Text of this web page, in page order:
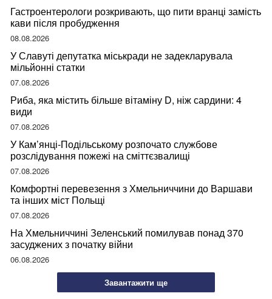
Гастроентерологи розкривають, що пити вранці замість
кави після пробудження
08.08.2026
У Славуті депутатка міськради не задекларувала
мільйонні статки
07.08.2026
Риба, яка містить більше вітаміну D, ніж сардини: 4
види
07.08.2026
У Кам’янці-Подільському розпочато службове
розслідування пожежі на сміттєзвалищі
07.08.2026
Комфортні перевезення з Хмельниччини до Варшави
та інших міст Польщі
07.08.2026
На Хмельниччині Зеленський помилував понад 370
засуджених з початку війни
06.08.2026
Завантажити ще